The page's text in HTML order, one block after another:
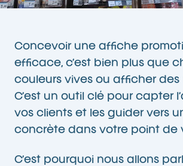
Concevoir une affiche
efficace, c’est bien plus que
couleurs vives ou afficher des
C’est un outil clé pour capter
vos clients et les guider vers
concrète dans votre point de
C’est pourquoi nous allons